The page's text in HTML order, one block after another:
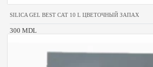
SILICA GEL BEST CAT 10 L ЦВЕТОЧНЫЙ ЗАПАХ
300 MDL